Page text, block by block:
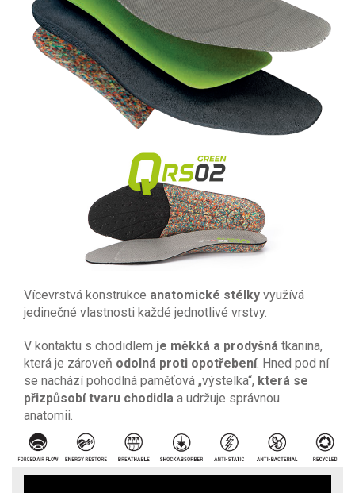
Vícevrstvá konstrukce anatomické stélky využívá
jedinečné vlastnosti každé jednotlivé vrstvy.
V kontaktu s chodidlem je měkká a prodyšná tkanina,
která je zároveň odolná proti opotřebení. Hned pod ní
se nachází pohodlná paměťová „výstelka“, která se
přizpůsobí tvaru chodidla a udržuje správnou
anatomii.